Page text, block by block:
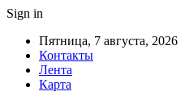
Sign in
Пятница, 7 августа, 2026
Контакты
Лента
Карта